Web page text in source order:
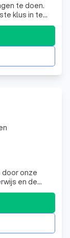
te doen.
klus in te
professionals
van
een
door onze
en de
Woenselse
die de
We